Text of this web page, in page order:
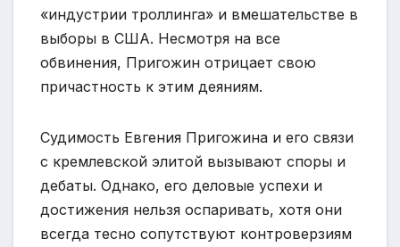
«индустрии троллинга» и вмешательстве в
выборы в США. Несмотря на все
обвинения, Пригожин отрицает свою
причастность к этим деяниям.
Судимость Евгения Пригожина и его связи
с кремлевской элитой вызывают споры и
дебаты. Однако, его деловые успехи и
достижения нельзя оспаривать, хотя они
всегда тесно сопутствуют контроверзиям